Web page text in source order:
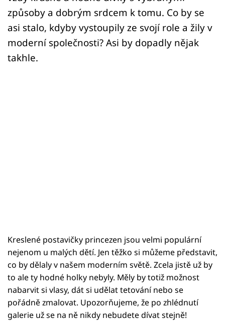
způsoby a dobrým srdcem k tomu. Co by se
asi stalo, kdyby vystoupily ze svojí role a žily v
moderní společnosti? Asi by dopadly nějak
takhle.
Kreslené postavičky princezen jsou velmi populární
nejenom u malých dětí. Jen těžko si můžeme představit,
co by dělaly v našem moderním světě. Zcela jistě už by
to ale ty hodné holky nebyly. Měly by totiž možnost
nabarvit si vlasy, dát si udělat tetování nebo se
pořádně zmalovat. Upozorňujeme, že po zhlédnutí
galerie už se na ně nikdy nebudete dívat stejně!